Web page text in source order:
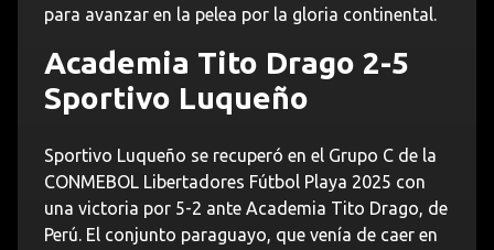
para avanzar en la pelea por la gloria continental.
Academia Tito Drago 2-5
Sportivo Luqueño
Sportivo Luqueño se recuperó en el Grupo C de la
CONMEBOL Libertadores Fútbol Playa 2025 con
una victoria por 5-2 ante Academia Tito Drago, de
Perú. El conjunto paraguayo, que venía de caer en